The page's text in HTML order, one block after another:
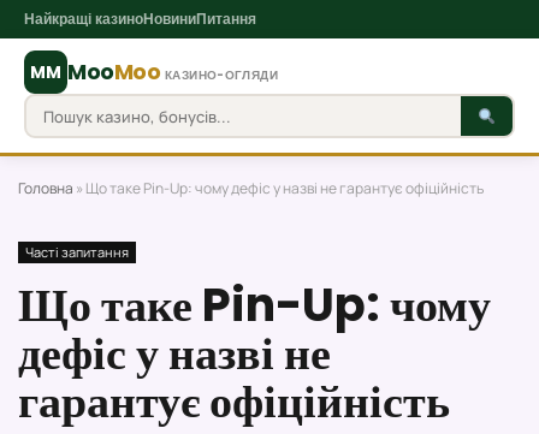
Найкращі казиноНовиниПитання
MM MooMoo КАЗИНО-ОГЛЯДИ
Головна » Що таке Pin-Up: чому дефіс у назві не гарантує офіційність
Часті запитання
Що таке Pin-Up: чому
дефіс у назві не
гарантує офіційність